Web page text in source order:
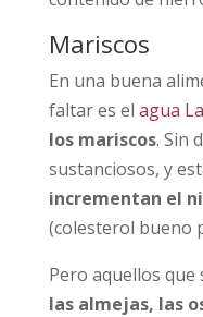
Mariscos
En una buena
faltar es el agua
los mariscos. Sin
sustanciosos, y
incrementan el
(colesterol bueno
Pero aquellos que
las almejas, las